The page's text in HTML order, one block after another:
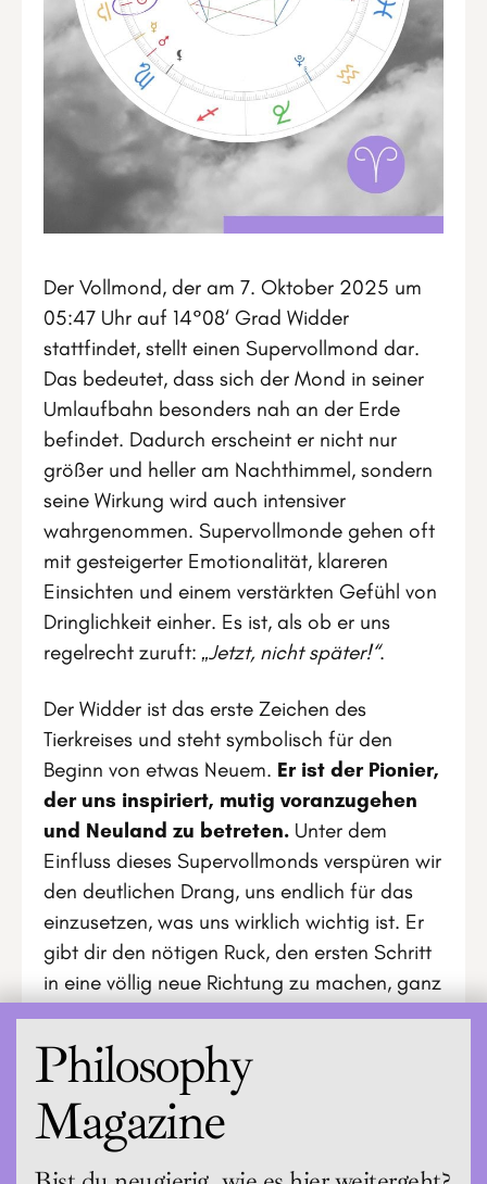
Der Vollmond, der am 7. Oktober 2025 um
05:47 Uhr auf 14°08‘ Grad Widder
stattfindet, stellt einen Supervollmond dar.
Das bedeutet, dass sich der Mond in seiner
Umlaufbahn besonders nah an der Erde
befindet. Dadurch erscheint er nicht nur
größer und heller am Nachthimmel, sondern
seine Wirkung wird auch intensiver
wahrgenommen. Supervollmonde gehen oft
mit gesteigerter Emotionalität, klareren
Einsichten und einem verstärkten Gefühl von
Dringlichkeit einher. Es ist, als ob er uns
regelrecht zuruft: „Jetzt, nicht später!“.
Der Widder ist das erste Zeichen des
Tierkreises und steht symbolisch für den
Beginn von etwas Neuem. Er ist der Pionier,
der uns inspiriert, mutig voranzugehen
und Neuland zu betreten. Unter dem
Einfluss dieses Supervollmonds verspüren wir
den deutlichen Drang, uns endlich für das
einzusetzen, was uns wirklich wichtig ist. Er
gibt dir den nötigen Ruck, den ersten Schritt
in eine völlig neue Richtung zu machen, ganz
Philosophy
Magazine